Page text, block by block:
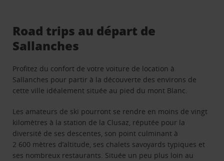
Road trips au départ de
Sallanches
Profitez du confort de votre voiture de location à
Sallanches pour partir à la découverte des environs de
cette ville idéalement située au pied du mont Blanc.
Les amateurs de ski pourront se rendre en moins de vingt
kilomètres à la station de la Clusaz, réputée pour la
diversité de ses descentes, son point culminant à
2 600 mètres d’altitude, ses chalets savoyards typiques et
ses nombreux restaurants. Située un peu plus loin au